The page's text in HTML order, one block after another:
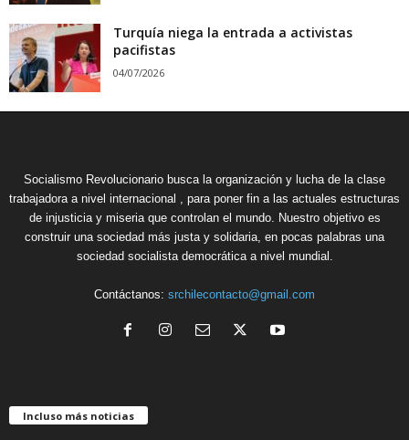
Turquía niega la entrada a activistas
pacifistas
04/07/2026
Socialismo Revolucionario busca la organización y lucha de la clase
trabajadora a nivel internacional , para poner fin a las actuales estructuras
de injusticia y miseria que controlan el mundo. Nuestro objetivo es
construir una sociedad más justa y solidaria, en pocas palabras una
sociedad socialista democrática a nivel mundial.
Contáctanos: srchilecontacto@gmail.com
Incluso más noticias